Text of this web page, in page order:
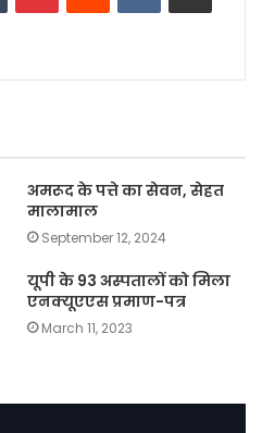
अमरूद के पत्ते का सेवन, सेहत
मालामाल
September 12, 2024
यूपी के 93 अस्पतालों को मिला
एनक्यूएएस प्रमाण-पत्र
March 11, 2023